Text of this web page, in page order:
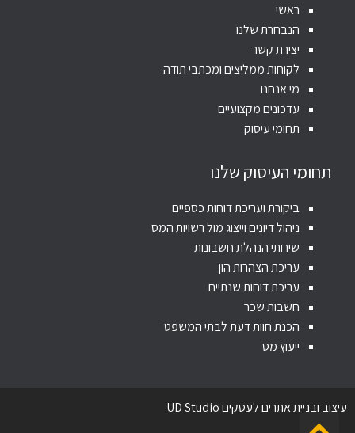
ראשי
הנבחרת שלנו
יצירת קשר
לקוחות ממליצים ומכתבי תודה
מי אנחנו
עדכונים מקצועיים
תחומי עיסוק
תחומי העיסוק שלנו
ביקורת ועריכת דוחות כספיים
ניהול דיונים וייצוג מול רשויות המס
שירותי הנהלת חשבונות
עריכת הצהרות הון
עריכת דוחות שנתיים
חשבות שכר
הכנת חוות דעת לבתי המשפט
ייעוץ מס
עיצוב ובניית אתרים לעסקים UD Studio